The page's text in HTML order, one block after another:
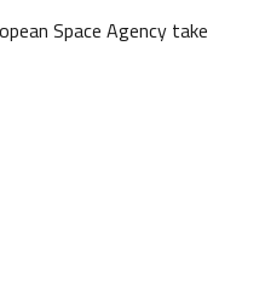
Space Agency take